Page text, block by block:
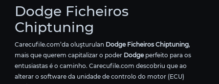
Dodge Ficheiros
Chiptuning
Carecufile.com’da oluşturulan Dodge Ficheiros Chiptuning,
mais que querem capitalizar o poder Dodgeperfeito para os
entusiastas é o caminho. Carecufile.com descobriu que ao
alterar o software da unidade de controlo do motor (ECU)